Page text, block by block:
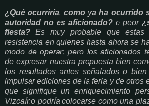
¿Qué ocurriría, como ya ha ocurrido
autoridad no es aficionado? o peor
fiesta? Es muy probable que estas
resistencia en quienes hasta ahora se
modo de operar; pero los aficionados
de expresar nuestra propuesta bien
los resultados antes señalados o bien
impulsar ediciones de la feria y de otros
que signifique un enriquecimiento
Vizcaíno podría colocarse como una